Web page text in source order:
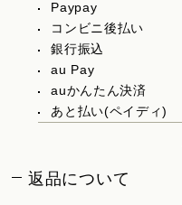
Paypay
コンビニ後払い
銀行振込
au Pay
auかんたん決済
あと払い(ペイディ)
返品について